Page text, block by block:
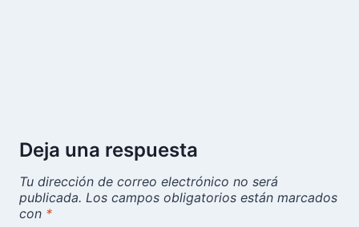
Deja una respuesta
Tu dirección de correo electrónico no será
publicada. Los campos obligatorios están marcados
con *